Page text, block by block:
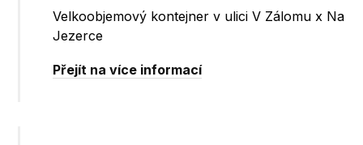
Velkoobjemový kontejner v ulici V Zálomu x Na
Jezerce
Přejít na více informací